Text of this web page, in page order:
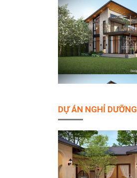
DỰ ÁN NGHỈ DƯỠNG